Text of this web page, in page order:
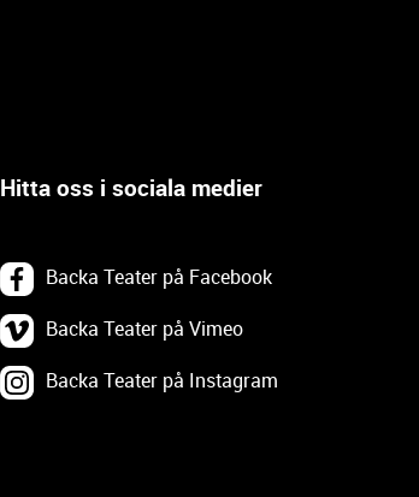
Hitta oss i sociala medier
Backa Teater på Facebook
Backa Teater på Vimeo
Backa Teater på Instagram